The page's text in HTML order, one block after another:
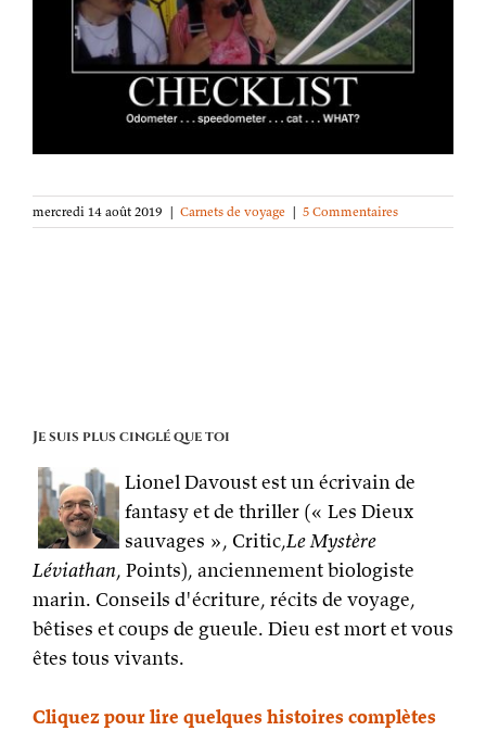
mercredi 14 août 2019 | Carnets de voyage | 5 Commentaires
Je suis plus cinglé que toi
Lionel Davoust est un écrivain de
fantasy et de thriller (« Les Dieux
sauvages », Critic,Le Mystère
Léviathan, Points), anciennement biologiste
marin. Conseils d'écriture, récits de voyage,
bêtises et coups de gueule. Dieu est mort et vous
êtes tous vivants.
Cliquez pour lire quelques histoires complètes